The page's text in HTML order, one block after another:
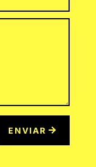
ENVIAR